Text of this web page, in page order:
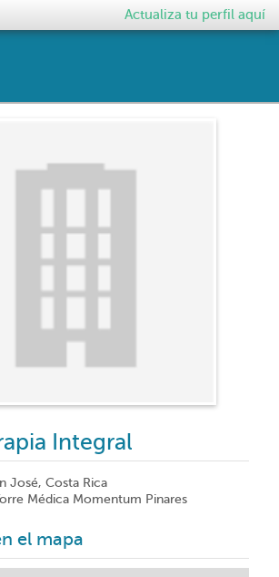
Actualiza tu perfil aquí
Integral
José, Costa Rica
Médica Momentum Pinares
el mapa